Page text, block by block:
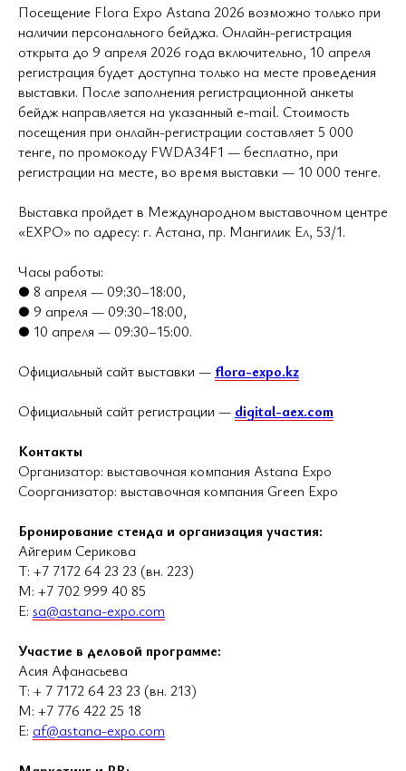
Посещение Flora Expo Astana 2026 возможно только при
наличии персонального бейджа. Онлайн-регистрация
открыта до 9 апреля 2026 года включительно, 10 апреля
регистрация будет доступна только на месте проведения
выставки. После заполнения регистрационной анкеты
бейдж направляется на указанный e-mail. Стоимость
посещения при онлайн-регистрации составляет 5 000
тенге, по промокоду FWDA34F1 — бесплатно, при
регистрации на месте, во время выставки — 10 000 тенге.
Выставка пройдет в Международном выставочном центре
«EXPO» по адресу: г. Астана, пр. Мангилик Ел, 53/1.
Часы работы:
● 8 апреля — 09:30–18:00,
● 9 апреля — 09:30–18:00,
● 10 апреля — 09:30–15:00.
Официальный сайт выставки —flora-expo.kz
Официальный сайт регистрации — digital-aex.com
Контакты
Организатор: выставочная компания Astana Expo
Соорганизатор: выставочная компания Green Expo
Бронирование стенда и организация участия:
Айгерим Серикова
Т: +7 7172 64 23 23 (вн. 223)
М: +7 702 999 40 85
E: sa@astana-expo.com
Участие в деловой программе:
Асия Афанасьева
Т: + 7 7172 64 23 23 (вн. 213)
М: +7 776 422 25 18
Е: af@astana-expo.com